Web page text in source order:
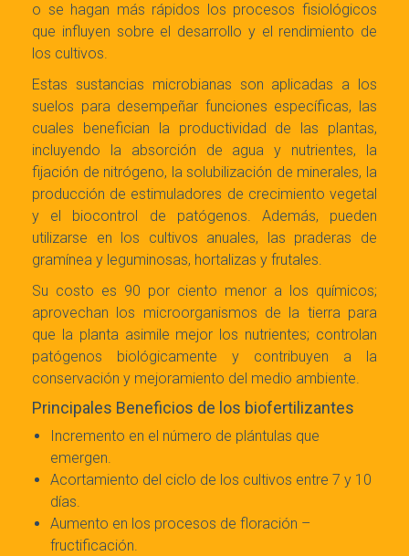
o se hagan más rápidos los procesos fisiológicos
que influyen sobre el desarrollo y el rendimiento de
los cultivos.
Estas sustancias microbianas son aplicadas a los
suelos para desempeñar funciones específicas, las
cuales benefician la productividad de las plantas,
incluyendo la absorción de agua y nutrientes, la
fijación de nitrógeno, la solubilización de minerales, la
producción de estimuladores de crecimiento vegetal
y el biocontrol de patógenos. Además, pueden
utilizarse en los cultivos anuales, las praderas de
gramínea y leguminosas, hortalizas y frutales.
Su costo es 90 por ciento menor a los químicos;
aprovechan los microorganismos de la tierra para
que la planta asimile mejor los nutrientes; controlan
patógenos biológicamente y contribuyen a la
conservación y mejoramiento del medio ambiente.
Principales Beneficios de los biofertilizantes
Incremento en el número de plántulas que
emergen.
Acortamiento del ciclo de los cultivos entre 7 y 10
días.
Aumento en los procesos de floración –
fructificación.